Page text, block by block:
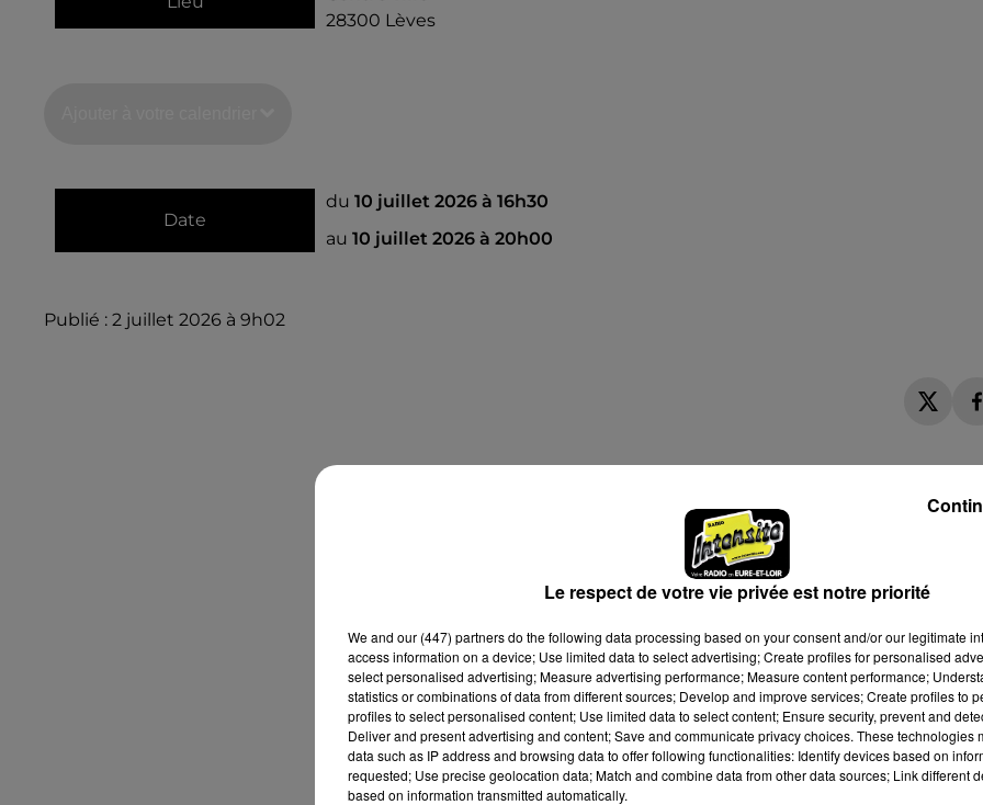
28300 Lèves
Date
du10 juillet 2026 à 16h30
au10 juillet 2026 à 20h00
Publié : 2 juillet 2026 à 9h02
Le respect de votre vie privée est notre priorité
We and our (447) partnersdo the following data processing based on your consent and/or our legitimate
access information on a device; Use limited data to select advertising; Create profiles for personalised
select personalised advertising; Measure advertising performance; Measure content performance;
statistics or combinations of data from different sources; Develop and improve services; Create profiles to
profiles to select personalised content; Use limited data to select content; Ensure security, prevent and
Deliver and present advertising and content; Save and communicate privacy choices. These technologies
data such as IP address and browsing data to offer following functionalities: Identify devices based on
requested; Use precise geolocation data; Match and combine data from other data sources; Link different
based on information transmitted automatically.